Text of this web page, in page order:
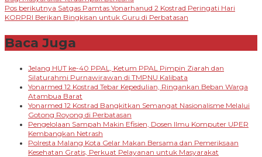
pos
Pos berikutnya Satgas Pamtas Yonarhanud 2 Kostrad Peringati Hari
KORPRI Berikan Bingkisan untuk Guru di Perbatasan
Baca Juga
Jelang HUT ke-40 PPAL, Ketum PPAL Pimpin Ziarah dan
Silaturahmi Purnawirawan di TMPNU Kalibata
Yonarmed 12 Kostrad Tebar Kepedulian, Ringankan Beban Warga
Atambua Barat
Yonarmed 12 Kostrad Bangkitkan Semangat Nasionalisme Melalui
Gotong Royong di Perbatasan
Pengelolaan Sampah Makin Efisien, Dosen Ilmu Komputer UPER
Kembangkan Netrash
Polresta Malang Kota Gelar Makan Bersama dan Pemeriksaan
Kesehatan Gratis, Perkuat Pelayanan untuk Masyarakat